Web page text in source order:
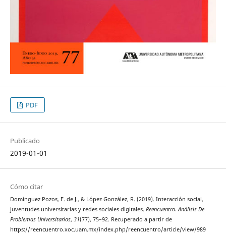
PDF
Publicado
2019-01-01
Cómo citar
Domínguez Pozos, F. de J., & López González, R. (2019). Interacción social,
juventudes universitarias y redes sociales digitales. Reencuentro. Análisis De
Problemas Universitarios, 31(77), 75–92. Recuperado a partir de
https://reencuentro.xoc.uam.mx/index.php/reencuentro/article/view/989